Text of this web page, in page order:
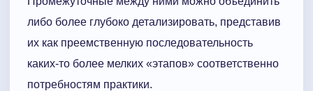
либо более глубоко детализировать, представив
их как преемственную последовательность
каких-то более мелких «этапов» соответственно
потребностям практики.